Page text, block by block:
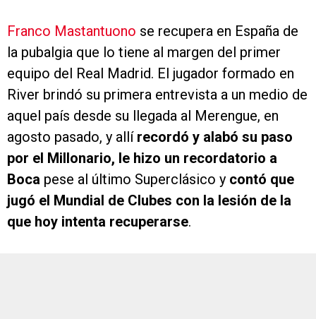
Franco Mastantuono se recupera en España de
la pubalgia que lo tiene al margen del primer
equipo del Real Madrid. El jugador formado en
River brindó su primera entrevista a un medio de
aquel país desde su llegada al Merengue, en
agosto pasado, y allí recordó y alabó su paso
por el Millonario, le hizo un recordatorio a
Boca pese al último Superclásico y contó que
jugó el Mundial de Clubes con la lesión de la
que hoy intenta recuperarse.